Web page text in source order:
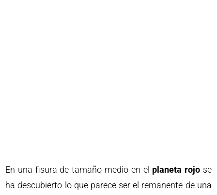
En una fisura de tamaño medio en el planeta rojo se
ha descubierto lo que parece ser el remanente de una